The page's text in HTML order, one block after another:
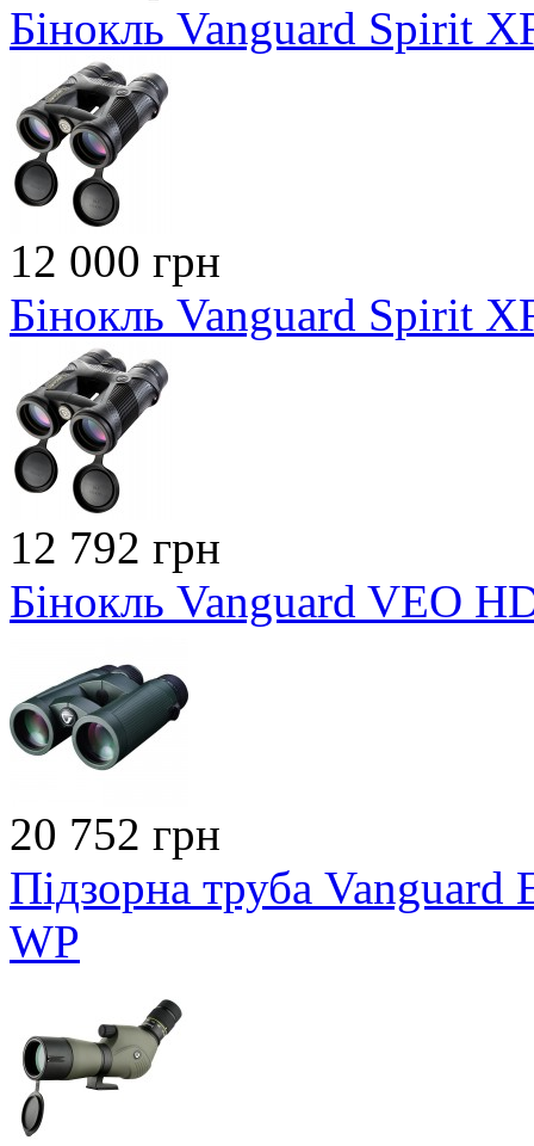
Бінокль Vanguard Spirit
12 000 грн
Бінокль Vanguard Spirit
12 792 грн
Бінокль Vanguard VEO
20 752 грн
Підзорна труба
WP